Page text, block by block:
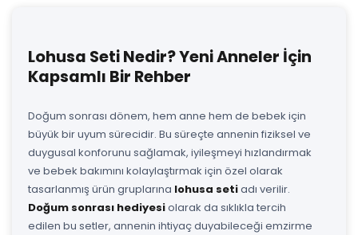
Lohusa Seti Nedir? Yeni Anneler İçin
Kapsamlı Bir Rehber
Doğum sonrası dönem, hem anne hem de bebek için
büyük bir uyum sürecidir. Bu süreçte annenin fiziksel ve
duygusal konforunu sağlamak, iyileşmeyi hızlandırmak
ve bebek bakımını kolaylaştırmak için özel olarak
tasarlanmış ürün gruplarına lohusa setiadı verilir.
Doğum sonrası hediyesiolarak da sıklıkla tercih
edilen bu setler, annenin ihtiyaç duyabileceği emzirme